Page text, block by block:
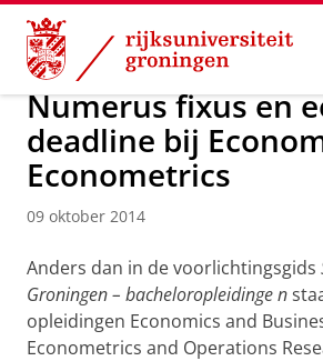
Skip
Content
Skip
Navigation
Over ons Actueel Nieuws
Numerus fixus en
deadline bij
Econometrics
09 oktober 2014
Anders dan in de voorlichtingsgids
Groningen – bacheloropleidingen
opleidingen Economics and
Econometrics and Operations